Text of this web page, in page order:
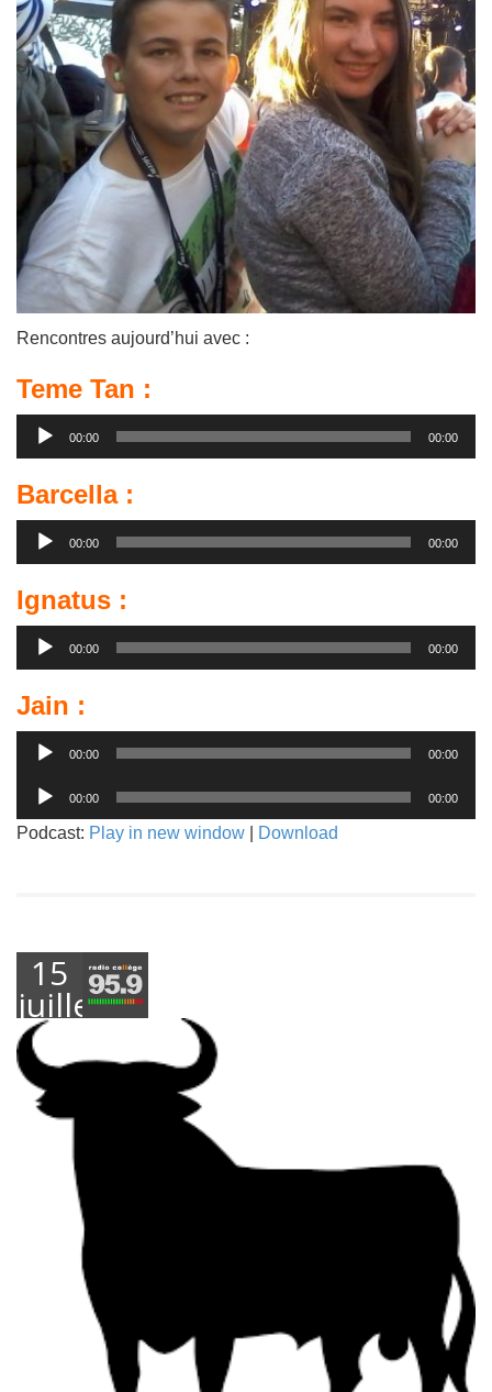
Rencontres aujourd’hui avec :
Teme Tan :
Lecteur
audio
00:00 00:00
Barcella :
Lecteur
audio
00:00 00:00
Ignatus :
Lecteur
audio
00:00 00:00
Jain :
Lecteur
audio
00:00 00:00
Lecteur
audio
00:00 00:00
Podcast: Play in new window Download
15
juillet
2016